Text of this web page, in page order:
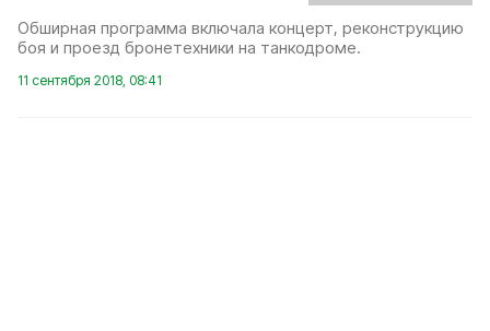
Обширная программа включала концерт, реконструкцию
боя и проезд бронетехники на танкодроме.
11 сентября 2018, 08:41